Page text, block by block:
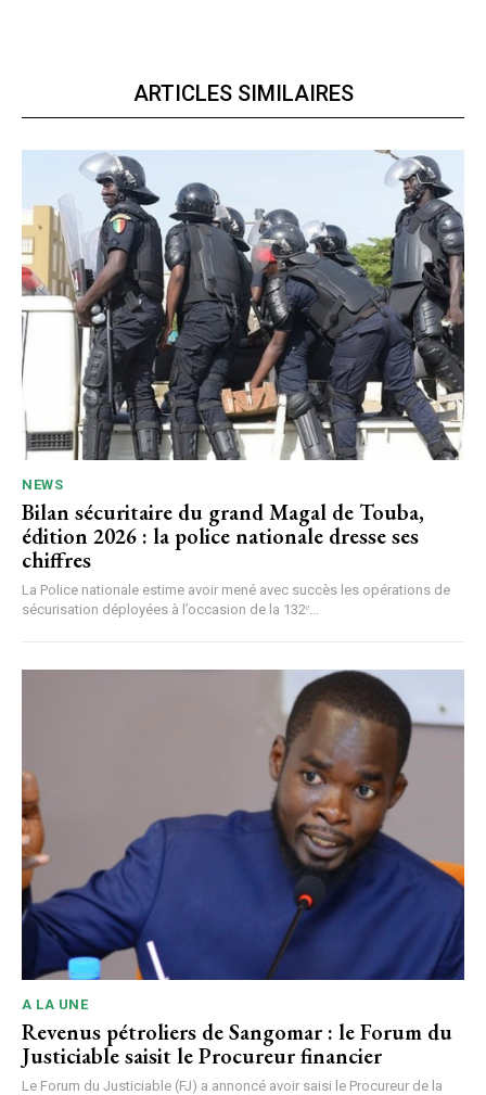
ARTICLES SIMILAIRES
NEWS
Bilan sécuritaire du grand Magal de Touba,
édition 2026 : la police nationale dresse ses
chiffres
La Police nationale estime avoir mené avec succès les opérations de
sécurisation déployées à l’occasion de la 132ᵉ...
A LA UNE
Revenus pétroliers de Sangomar : le Forum du
Justiciable saisit le Procureur financier
Le Forum du Justiciable (FJ) a annoncé avoir saisi le Procureur de la